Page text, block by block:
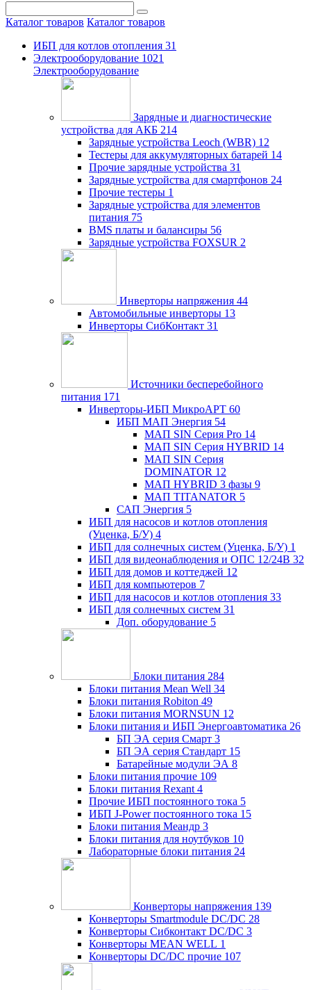
Каталог товаров Каталог товаров
ИБП для котлов отопления 31
Электрооборудование 1021
Электрооборудование
Зарядные и диагностические
устройства для АКБ 214
Зарядные устройства Leoch (WBR) 12
Тестеры для аккумуляторных батарей 14
Прочие зарядные устройства 31
Зарядные устройства для смартфонов 24
Прочие тестеры 1
Зарядные устройства для элементов
питания 75
BMS платы и балансиры 56
Зарядные устройства FOXSUR 2
Инверторы напряжения 44
Автомобильные инверторы 13
Инверторы СибКонтакт 31
Источники бесперебойного
питания 171
Инверторы-ИБП МикроАРТ 60
ИБП МАП Энергия 54
МАП SIN Серия Pro 14
МАП SIN Серия HYBRID 14
МАП SIN Серия
DOMINATOR 12
МАП HYBRID 3 фазы 9
МАП TITANATOR 5
САП Энергия 5
ИБП для насосов и котлов отопления
(Уценка, Б/У) 4
ИБП для солнечных систем (Уценка, Б/У) 1
ИБП для видеонаблюдения и ОПС 12/24В 32
ИБП для домов и коттеджей 12
ИБП для компьютеров 7
ИБП для насосов и котлов отопления 33
ИБП для солнечных систем 31
Доп. оборудование 5
Блоки питания 284
Блоки питания Mean Well 34
Блоки питания Robiton 49
Блоки питания MORNSUN 12
Блоки питания и ИБП Энергоавтоматика 26
БП ЭА серия Смарт 3
БП ЭА серия Стандарт 15
Батарейные модули ЭА 8
Блоки питания прочие 109
Блоки питания Rexant 4
Прочие ИБП постоянного тока 5
ИБП J-Power постоянного тока 15
Блоки питания Меандр 3
Блоки питания для ноутбуков 10
Лабораторные блоки питания 24
Конверторы напряжения 139
Конверторы Smartmodule DC/DC 28
Конверторы Сибконтакт DC/DC 3
Конверторы MEAN WELL 1
Конверторы DC/DC прочие 107